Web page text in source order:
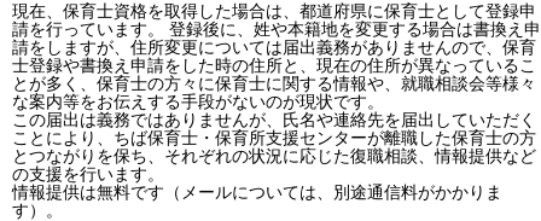
現在、保育士資格を取得した場合は、都道府県に保育士として登録申
請を行っています。 登録後に、姓や本籍地を変更する場合は書換え申
請をしますが、住所変更については届出義務がありませんので、保育
士登録や書換え申請をした時の住所と、現在の住所が異なっているこ
とが多く、保育士の方々に保育士に関する情報や、就職相談会等様々
な案内等をお伝えする手段がないのが現状です。
この届出は義務ではありませんが、氏名や連絡先を届出していただく
ことにより、ちば保育士・保育所支援センターが離職した保育士の方
とつながりを保ち、それぞれの状況に応じた復職相談、情報提供など
の支援を行います。
情報提供は無料です（メールについては、別途通信料がかかりま
す）。